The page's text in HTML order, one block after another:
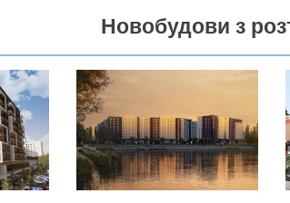
Новобудови з